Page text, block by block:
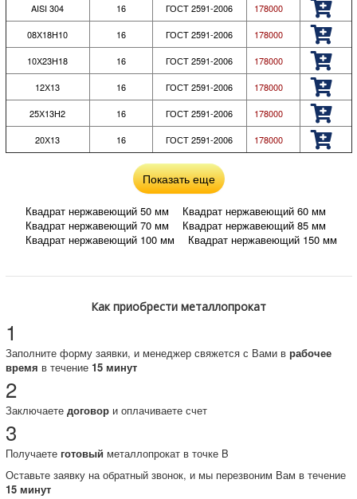
AISI 304 16 ГОСТ 2591-2006 178000
08Х18Н10 16 ГОСТ 2591-2006 178000
10Х23Н18 16 ГОСТ 2591-2006 178000
12Х13 16 ГОСТ 2591-2006 178000
25Х13Н2 16 ГОСТ 2591-2006 178000
20Х13 16 ГОСТ 2591-2006 178000
Показать еще
Квадрат нержавеющий 50 мм
Квадрат нержавеющий 60 мм
Квадрат нержавеющий 70 мм
Квадрат нержавеющий 85 мм
Квадрат нержавеющий 100 мм
Квадрат нержавеющий 150 мм
Квадрат нержавеющий 12Х17
Квадрат нержавеющий 12Х18Н10Т
Квадрат нержавеющий 10Х23Н18
Квадрат нержавеющий 08Х18Н10
Квадрат нержавеющий AISI 321
Квадрат нержавеющий ГОСТ 2591-2006
Как приобрести металлопрокат
1
Заполните форму заявки, и менеджер свяжется с Вами в рабочее
время в течение 15 минут
2
Заключаете договори оплачиваете счет
3
Получаете готовый металлопрокат в точке B
Оставьте заявку на обратный звонок, и мы перезвоним Вам в течение
15 минут